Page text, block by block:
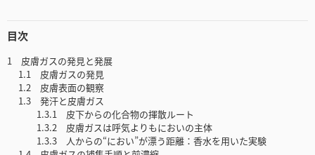
目次
1 皮膚ガスの発見と発展
1.1 皮膚ガスの発見
1.2 皮膚表面の観察
1.3 発汗と皮膚ガス
1.3.1 皮下からの化合物の揮散ルート
1.3.2 皮膚ガスは呼気よりもにおいの主体
1.3.3 人からの“におい”が漂う距離：香水を用いた実験